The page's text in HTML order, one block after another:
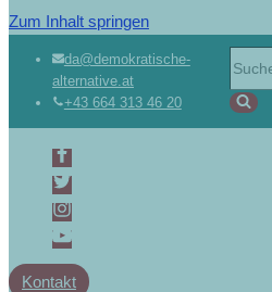
Zum Inhalt springen
da@demokratische-
alternative.at
+43 664 313 46 20
Kontakt